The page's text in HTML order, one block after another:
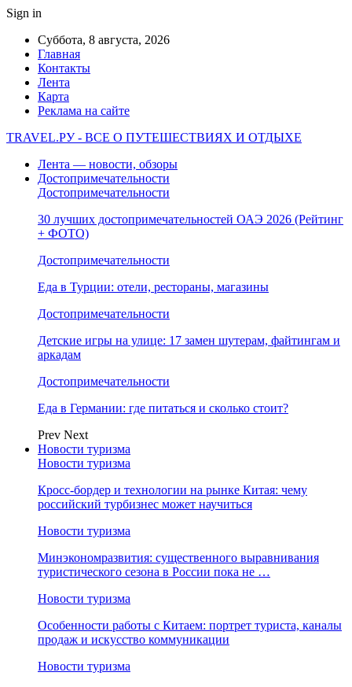
Sign in
Суббота, 8 августа, 2026
Главная
Контакты
Лента
Карта
Реклама на сайте
TRAVEL.РУ - ВСЕ О ПУТЕШЕСТВИЯХ И ОТДЫХЕ
Лента — новости, обзоры
Достопримечательности
Достопримечательности
30 лучших достопримечательностей ОАЭ 2026 (Рейтинг
+ ФОТО)
Достопримечательности
Еда в Турции: отели, рестораны, магазины
Достопримечательности
Детские игры на улице: 17 замен шутерам, файтингам и
аркадам
Достопримечательности
Еда в Германии: где питаться и сколько стоит?
Prev Next
Новости туризма
Новости туризма
Кросс-бордер и технологии на рынке Китая: чему
российский турбизнес может научиться
Новости туризма
Минэкономразвития: существенного выравнивания
туристического сезона в России пока не …
Новости туризма
Особенности работы с Китаем: портрет туриста, каналы
продаж и искусство коммуникации
Новости туризма